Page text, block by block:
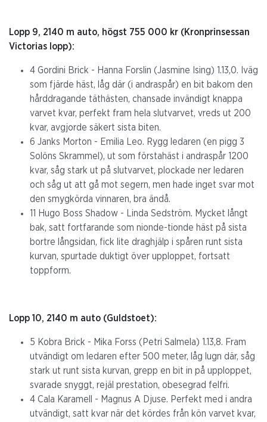
Lopp 9, 2140 m auto, högst 755 000 kr (Kronprinsessan
Victorias lopp):
4 Gordini Brick - Hanna Forslin (Jasmine Ising) 1.13,0. Iväg
som fjärde häst, låg där (i andraspår) en bit bakom den
hårddragande täthästen, chansade invändigt knappa
varvet kvar, perfekt fram hela slutvarvet, vreds ut 200
kvar, avgjorde säkert sista biten.
6 Janks Morton - Emilia Leo. Rygg ledaren (en pigg 3
Solöns Skrammel), ut som förstahäst i andraspår 1200
kvar, såg stark ut på slutvarvet, plockade ner ledaren
och såg ut att gå mot segern, men hade inget svar mot
den smygkörda vinnaren, bra ändå.
11 Hugo Boss Shadow - Linda Sedström. Mycket långt
bak, satt fortfarande som nionde-tionde häst på sista
bortre långsidan, fick lite draghjälp i spåren runt sista
kurvan, spurtade duktigt över upploppet, fortsatt
toppform.
Lopp 10, 2140 m auto (Guldstoet):
5 Kobra Brick - Mika Forss (Petri Salmela) 1.13,8. Fram
utvändigt om ledaren efter 500 meter, låg lugn där, såg
stark ut runt sista kurvan, grepp en bit in på upploppet,
svarade snyggt, rejäl prestation, obesegrad felfri.
4 Cala Karamell - Magnus A Djuse. Perfekt med i andra
utvändigt, satt kvar när det kördes från kön varvet kvar,